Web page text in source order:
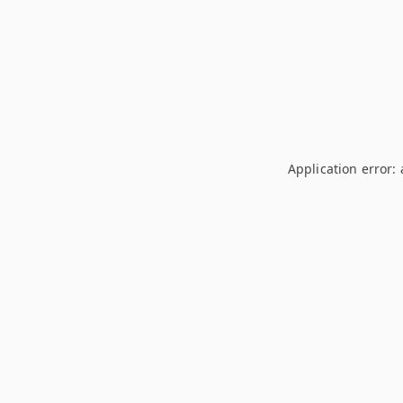
Application error: